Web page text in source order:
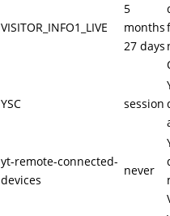
VISITOR_INFO1_LIVE
5
months
27 days
YSC session
yt-remote-connected-
devices
never